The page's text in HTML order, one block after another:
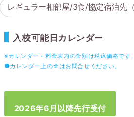
入校可能日カレンダー
※カレンダー・料金表内の金額は税込価格です。
●カレンダー上の☆はお問合せください。
2026年6月以降先行受付